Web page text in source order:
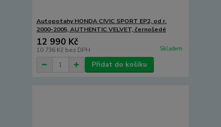
Autopotahy HONDA CIVIC SPORT EP2, od r.
2000-2005, AUTHENTIC VELVET, černošedé
12 990 Kč
10 736 Kč bez DPH Skladem
Přidat do košíku